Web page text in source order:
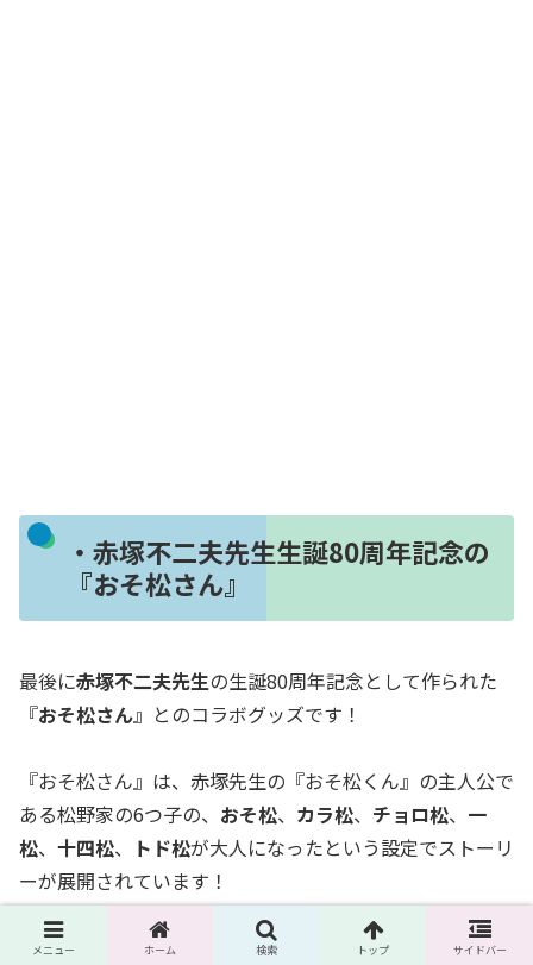
・赤塚不二夫先生生誕80周年記念の
『おそ松さん』
最後に赤塚不二夫先生の生誕80周年記念として作られた
『おそ松さん』とのコラボグッズです！
『おそ松さん』は、赤塚先生の『おそ松くん』の主人公で
ある松野家の6つ子の、 おそ松、 カラ松、 チョロ松、 一
松、 十四松、 トド松が大人になったという設定でストーリ
ーが展開されています！
おそ松さんとのコラボグッズですが、調べてみたら今回の
メニュー ホーム 検索 トップ サイドバー